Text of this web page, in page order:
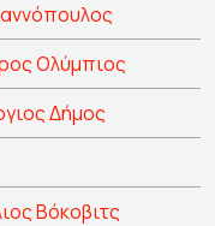
Ολύμπιος
Δήμος
Βόκοβιτς